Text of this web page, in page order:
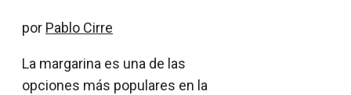
por Pablo Cirre
La margarina es una de las
opciones más populares en la